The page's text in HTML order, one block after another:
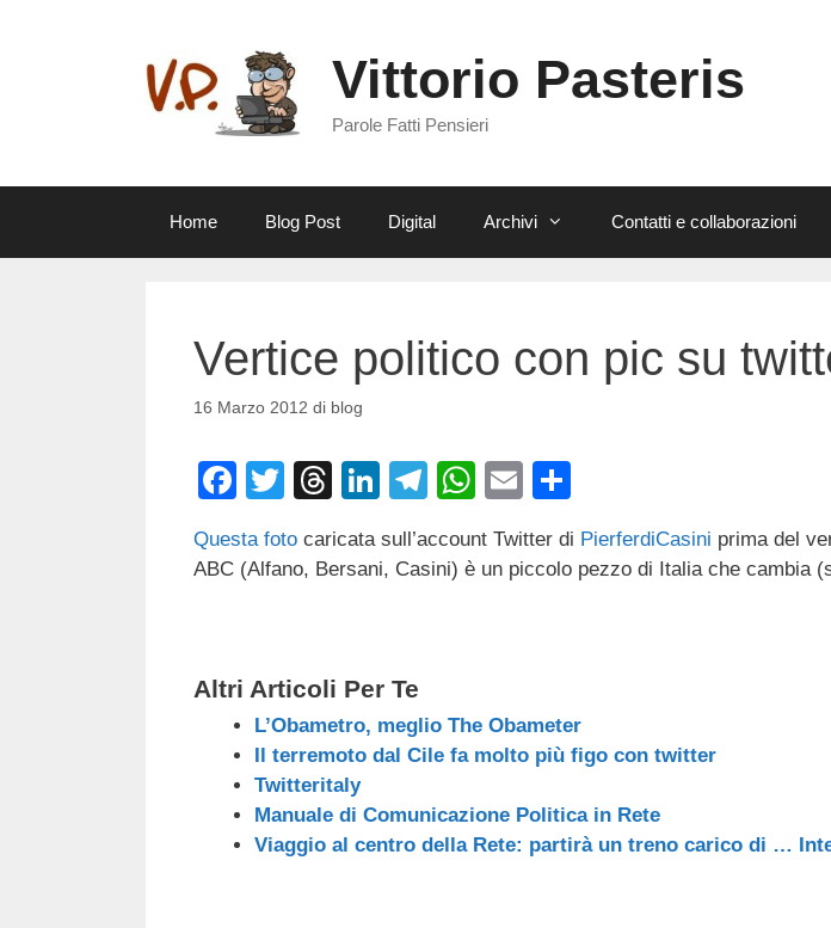
Vittorio Pasteris
Parole Fatti Pensieri
Home Blog Post Digital Archivi Contatti e collaborazioni
Vertice politico con pic su
16 Marzo 2012 di blog
F
c
e
o
o
k
T
tt
T
e
s
Li
k
n
T
e
gr
W
at
p
E
ail n
di
Questa foto caricata sull’account Twitter di PierferdiCasini prima del
ABC (Alfano, Bersani, Casini) è un piccolo pezzo di Italia che cambia
Altri Articoli Per Te
L’Obametro, meglio The Obameter
Il terremoto dal Cile fa molto più figo con twitter
Twitteritaly
Manuale di Comunicazione Politica in Rete
Viaggio al centro della Rete: partirà un treno carico di …